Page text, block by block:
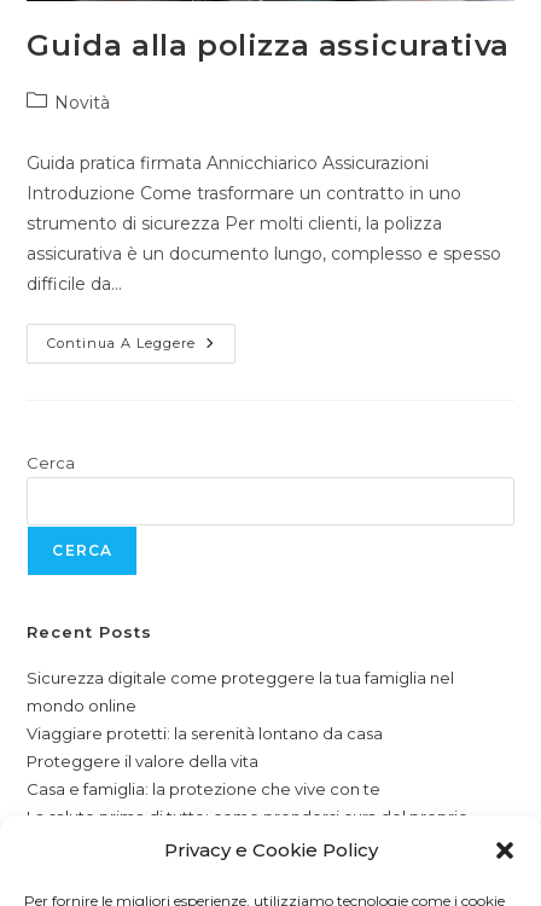
Privacy e Cookie Policy
Per fornire le migliori esperienze, utilizziamo tecnologie come i cookie
Guida alla polizza assicurativa
Novità
Guida pratica firmata Annicchiarico Assicurazioni
Introduzione Come trasformare un contratto in uno
strumento di sicurezza Per molti clienti, la polizza
assicurativa è un documento lungo, complesso e spesso
difficile da…
Continua A Leggere
Cerca
CERCA
Recent Posts
Sicurezza digitale come proteggere la tua famiglia nel
mondo online
Viaggiare protetti: la serenità lontano da casa
Proteggere il valore della vita
Casa e famiglia: la protezione che vive con te
La salute prima di tutto: come prendersi cura del proprio